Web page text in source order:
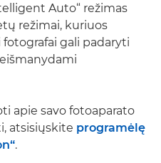
Auto“ režimas
režimai, kuriuos
gali padaryti
apie savo fotoaparato
atsisiųskite programėlę
.